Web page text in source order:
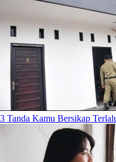
3 Tanda Kamu Bersikap